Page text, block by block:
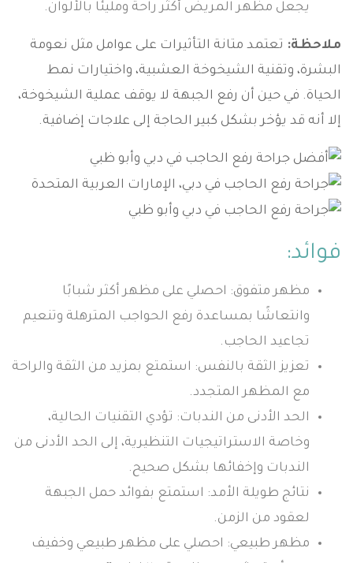
يجعل مظهر المريض أكثر راحة ومليئًا بالألوان.
ملاحظة: تعتمد متانة التأثيرات على عوامل مثل نعومة
البشرة، وتقنية الشيخوخة العشبية، واختيارات نمط
الحياة. في حين أن رفع الجبهة لا يوقف عملية الشيخوخة،
إلا أنه قد يؤخر بشكل كبير الحاجة إلى علاجات إضافية.
فوائد:
مظهر متفوق: احصلي على مظهر أكثر شبابًا
وانتعاشًا بمساعدة رفع الحواجب المترهلة وتنعيم
تجاعيد الحاجب.
تعزيز الثقة بالنفس: استمتع بمزيد من الثقة والراحة
مع المظهر المتجدد.
الحد الأدنى من الندبات: تؤدي التقنيات الحالية،
وخاصة الاستراتيجيات التنظيرية، إلى الحد الأدنى من
الندبات وإخفائها بشكل صحيح.
نتائج طويلة الأمد: استمتع بفوائد حمل الجبهة
لعقود من الزمن.
مظهر طبيعي: احصلي على مظهر طبيعي وخفيف